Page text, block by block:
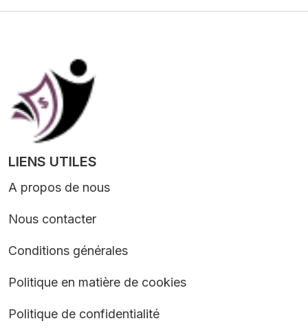
LIENS UTILES
A propos de nous
Nous contacter
Conditions générales
Politique en matière de cookies
Politique de confidentialité